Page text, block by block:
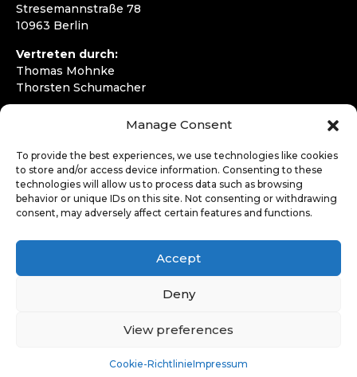
Manage Consent
To provide the best experiences, we use technologies like cookies
to store and/or access device information. Consenting to these
technologies will allow us to process data such as browsing
behavior or unique IDs on this site. Not consenting or withdrawing
consent, may adversely affect certain features and functions.
Accept
Deny
View preferences
Cookie-RichtlinieImpressum
Stresemannstraße 78
10963 Berlin
Vertreten durch:
Thomas Mohnke
Thorsten Schumacher
kontakt@wirfahren.de
RECHTLICHES
Impressum
Datenschutzerklärung